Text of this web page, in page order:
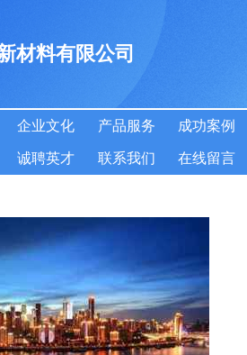
材料有限公司
企业文化 产品服务 成功案例
诚聘英才 联系我们 在线留言